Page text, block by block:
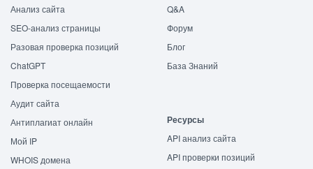
Анализ сайта
SEO-анализ страницы
Разовая проверка позиций
ChatGPT
Проверка посещаемости
Аудит сайта
Антиплагиат онлайн
Мой IP
WHOIS домена
Q&A
Форум
Блог
База Знаний
Ресурсы
API анализ сайта
API проверки позиций